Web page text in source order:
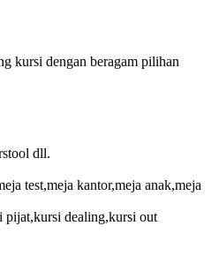
kursi dengan beragam pilihan
dll.
test,meja kantor,meja anak,meja
dealing,kursi out